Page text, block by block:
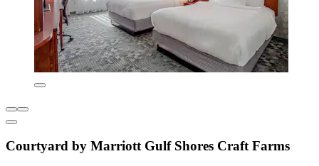
Courtyard by Marriott Gulf Shores Craft Farms